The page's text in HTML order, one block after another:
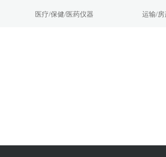
医疗/保健/医药仪器 运输/房